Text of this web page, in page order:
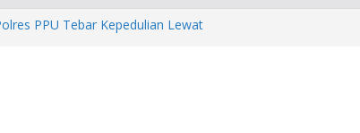
PPU Tebar Kepedulian Lewat
Cepu
di KIPP Karena Jual Air Mineral